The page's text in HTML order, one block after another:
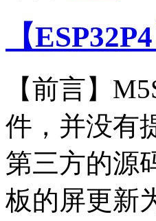
【
【前言】
件，并没有
第三方的源
板的屏更